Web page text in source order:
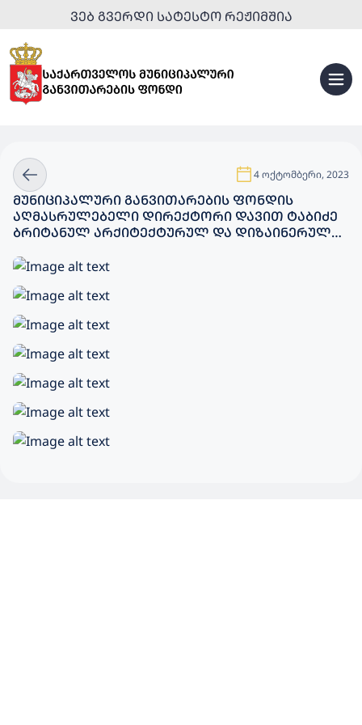
ᲕᲔᲑ ᲒᲕᲔᲠᲓᲘ ᲡᲐᲢᲔᲡᲢᲝ ᲠᲔᲟᲘᲛᲨᲘᲐ
4 ოქტომბერი, 2023
ᲛᲣᲜᲘᲪᲘᲞᲐᲚᲣᲠᲘ ᲒᲐᲜᲕᲘᲗᲐᲠᲔᲑᲘᲡ ᲤᲝᲜᲓᲘᲡ
ᲐᲦᲛᲐᲡᲠᲣᲚᲔᲑᲔᲚᲘ ᲓᲘᲠᲔᲥᲢᲝᲠᲘ ᲓᲐᲕᲘᲗ ᲢᲐᲑᲘᲫᲔ
ᲑᲠᲘᲢᲐᲜᲣᲚ ᲐᲠᲥᲘᲢᲔᲥᲢᲣᲠᲣᲚ ᲓᲐ ᲓᲘᲖᲐᲘᲜᲔᲠᲣᲚ
ARCHITECTS-ᲘᲡ ᲓᲘᲠᲔᲥᲢᲝᲠᲡ ᲛᲐᲜᲣᲔᲚᲐ ᲒᲐᲢᲝᲡ,
ᲬᲐᲠᲛᲝᲛᲐᲓᲒᲔᲜᲚᲔᲑᲡ ᲨᲔᲮᲕᲓᲐ